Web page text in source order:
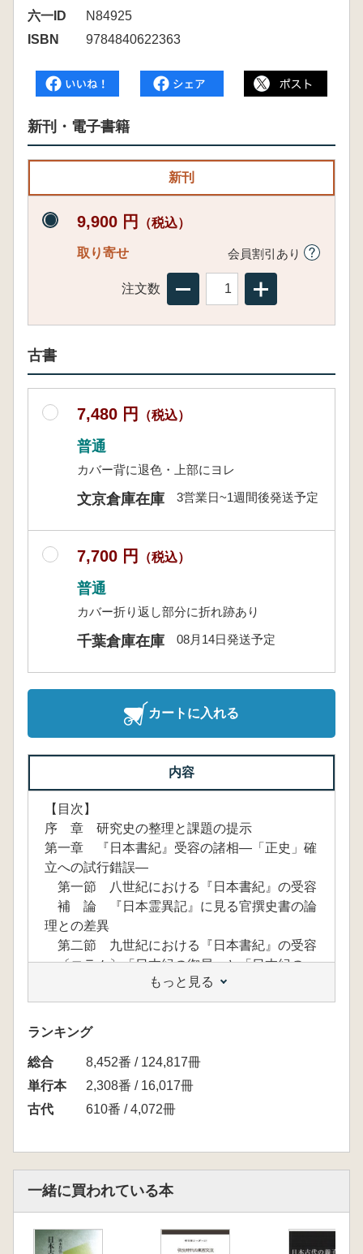
六一ID
N84925
ISBN
9784840622363
新刊・電子書籍
新刊
9,900 円 （税込）
取り寄せ 会員割引あり
注文数
古書
7,480 円 （税込）
普通
カバー背に退色・上部にヨレ
文京倉庫在庫 3営業日~1週間後発送予定
7,700 円 （税込）
普通
カバー折り返し部分に折れ跡あり
千葉倉庫在庫 08月14日発送予定
カートに入れる
内容
【目次】
序 章 研究史の整理と課題の提示
第一章 『日本書紀』受容の諸相―「正史」確
立への試行錯誤―
第一節 八世紀における『日本書紀』の受容
補 論 『日本霊異記』に見る官撰史書の論
理との差異
第二節 九世紀における『日本書紀』の受容
〔コラム〕「日本紀の御局」と「日本紀の
家」―「中世日本紀」への道程―
第二章 『新撰姓氏録』の編纂―氏族秩序の転
換点―
第一節 『新撰姓氏録』序文の氏姓観
補 論 「氏族志」編纂事業と功臣家伝
第二節 『新撰姓氏録』による氏族秩序の射
程
第一節 『高橋氏文』に見る私撰史書の意義
第三節 『菅家文草』に見る私家集の歴史性
もっと見る
ランキング
総合
8,452番 / 124,817冊
単行本
2,308番 / 16,017冊
古代
610番 / 4,072冊
一緒に買われている本